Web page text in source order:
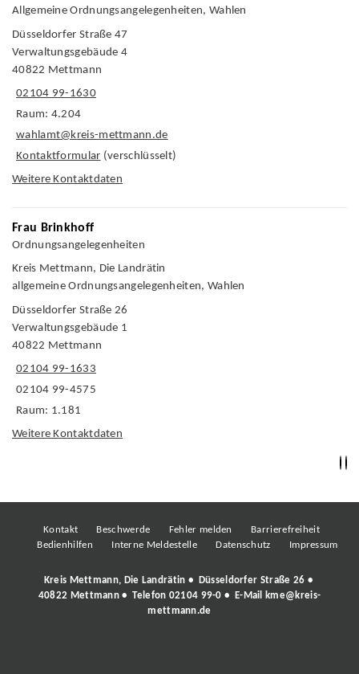
Allgemeine Ordnungsangelegenheiten, Wahlen
Düsseldorfer Straße 47
Verwaltungsgebäude 4
40822 Mettmann
02104 99-1630
Raum: 4.204
wahlamt@kreis-mettmann.de
Kontaktformular (verschlüsselt)
Weitere Kontaktdaten
Frau Brinkhoff
Ordnungsangelegenheiten
Kreis Mettmann, Die Landrätin
allgemeine Ordnungsangelegenheiten, Wahlen
Düsseldorfer Straße 26
Verwaltungsgebäude 1
40822 Mettmann
02104 99-1633
02104 99-4575
Raum: 1.181
Weitere Kontaktdaten
Kontakt Beschwerde Fehler melden
Barrierefreiheit
Bedienhilfen
Interne Meldestelle Datenschutz Impressum
Kreis Mettmann, Die Landrätin • Düsseldorfer Straße 26 •
40822 Mettmann • Telefon 02104 99-0 • E-Mail
kme@kreis-
mettmann.de